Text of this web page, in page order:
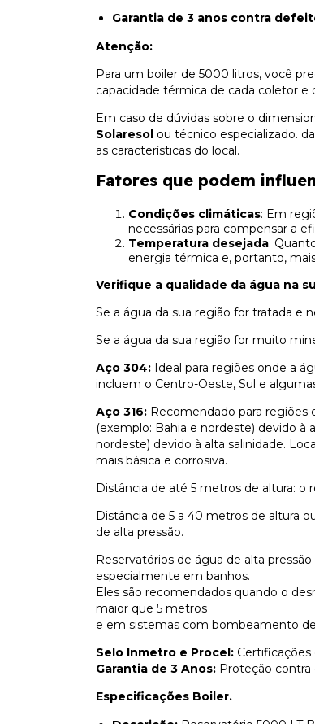
Garantia de 3 anos contra
Atenção:
Para um boiler de 5000 litros, você
capacidade térmica de cada coletor e
Em caso de dúvidas sobre o
Solaresol ou técnico especializado.
as características do local.
Fatores que podem
Condições climáticas: Em
necessárias para compensar a
Temperatura desejada:
energia térmica e, portanto,
Verifique a qualidade da água na
Se a água da sua região for tratada e
Se a água da sua região for muito
Aço 304: Ideal para regiões onde a
incluem o Centro-Oeste, Sul e
Aço 316: Recomendado para regiões
(exemplo: Bahia e nordeste) devido à
nordeste) devido à alta salinidade.
mais básica e corrosiva.
Distância de até 5 metros de altura: o
Distância de 5 a 40 metros de altura
de alta pressão.
Reservatórios de água de alta
especialmente em banhos.
Eles são recomendados quando o
maior que 5 metros
e em sistemas com bombeamento
Selo Inmetro e Procel:
Garantia de 3 Anos: Proteção contra
Especificações Boiler.